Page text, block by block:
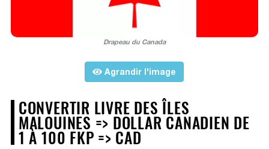
Drapeau du Canada
Agrandir l'image
CONVERTIR LIVRE DES ÎLES
MALOUINES => DOLLAR CANADIEN DE
1 À 100 FKP => CAD